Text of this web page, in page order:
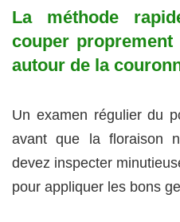
La méthode
couper
autour de la
Un examen régulier du
avant que la floraison
devez inspecter
pour appliquer les bons